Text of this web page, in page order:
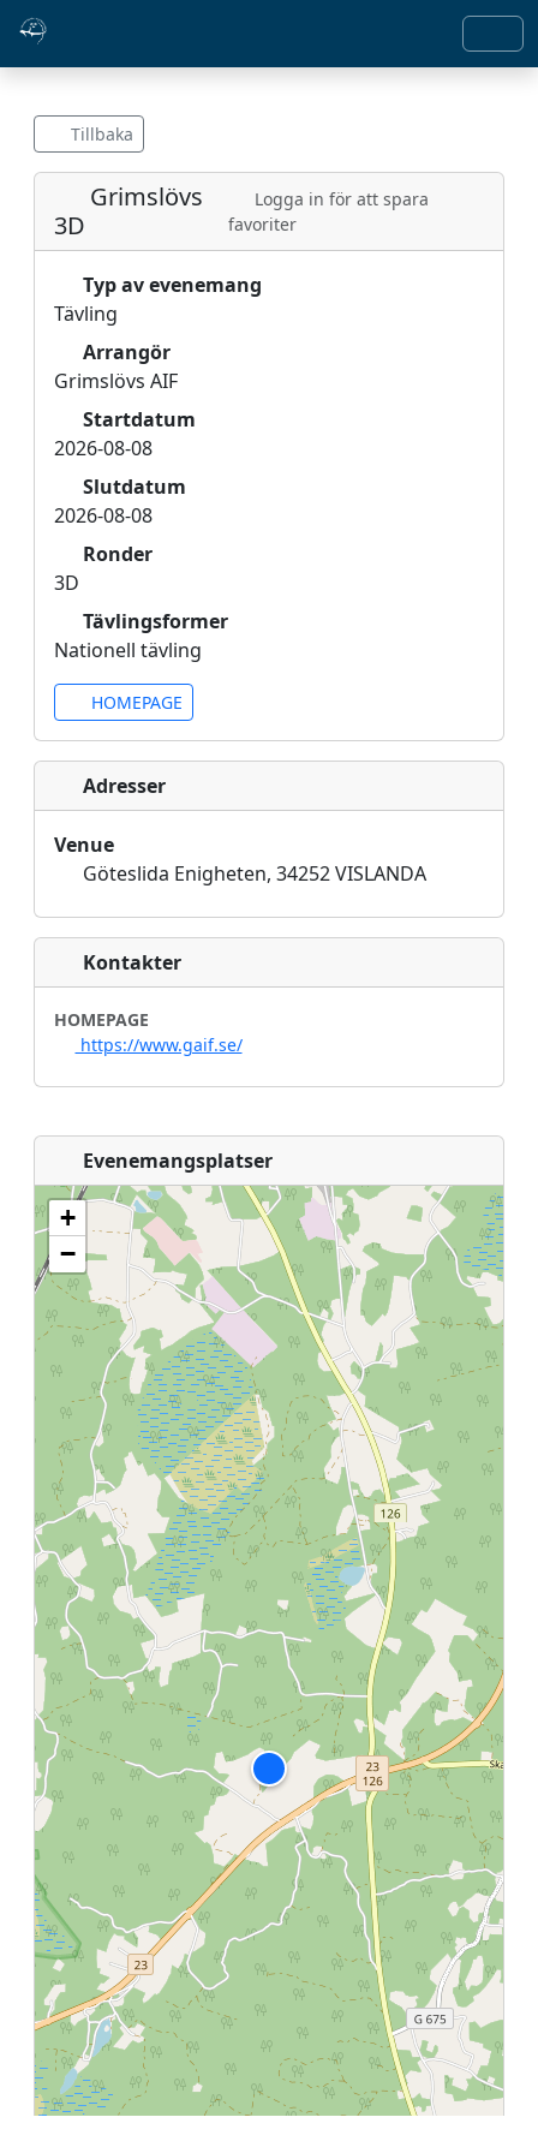
Tillbaka
Grimslövs
3D
Logga in för att spara
favoriter
Typ av evenemang
Tävling
Arrangör
Grimslövs AIF
Startdatum
2026-08-08
Slutdatum
2026-08-08
Ronder
3D
Tävlingsformer
Nationell tävling
HOMEPAGE
Adresser
Venue
Göteslida Enigheten, 34252 VISLANDA
Kontakter
HOMEPAGE
https://www.gaif.se/
Evenemangsplatser
+
−